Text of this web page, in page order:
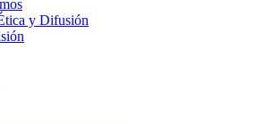
y Difusión